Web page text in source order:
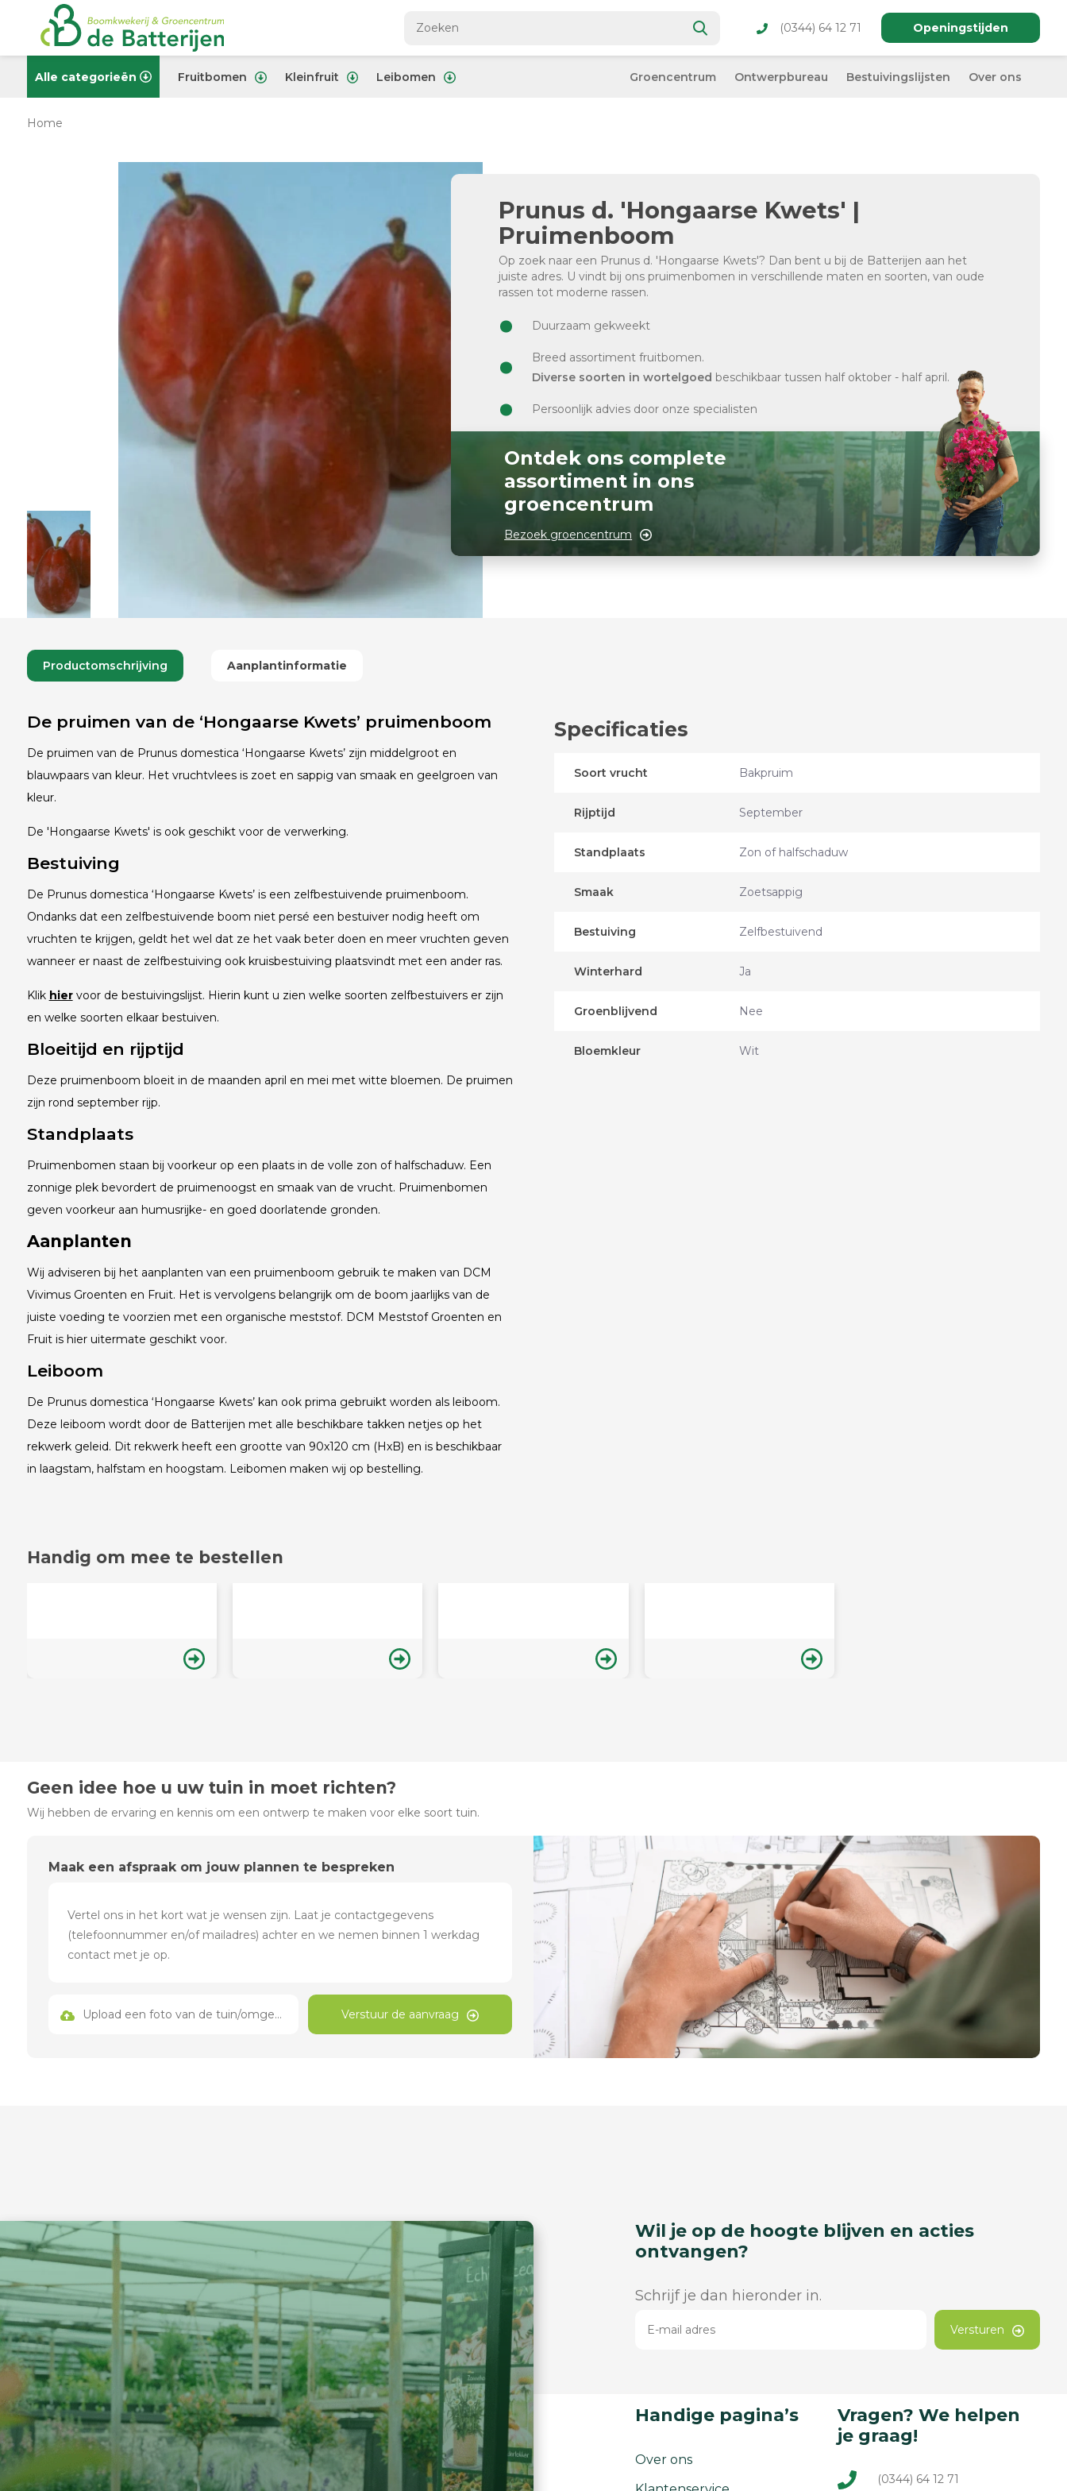
(0344) 64 12 71 Openingstijden
Alle categorieën Fruitbomen Kleinfruit Leibomen Groencentrum Ontwerpbureau Bestuivingslijsten Over ons
Home
Prunus d. 'Hongaarse Kwets' |
Pruimenboom
Op zoek naar een Prunus d. 'Hongaarse Kwets'? Dan bent u bij de Batterijen aan het
juiste adres. U vindt bij ons pruimenbomen in verschillende maten en soorten, van oude
rassen tot moderne rassen.
Duurzaam gekweekt
Breed assortiment fruitbomen.
Diverse soorten in wortelgoed beschikbaar tussen half oktober - half april.
Persoonlijk advies door onze specialisten
Ontdek ons complete
assortiment in ons
groencentrum
Bezoek groencentrum
Productomschrijving Aanplantinformatie
De pruimen van de ‘Hongaarse Kwets’ pruimenboom
De pruimen van de Prunus domestica ‘Hongaarse Kwets’ zijn middelgroot en
blauwpaars van kleur. Het vruchtvlees is zoet en sappig van smaak en geelgroen van
kleur.
De 'Hongaarse Kwets' is ook geschikt voor de verwerking.
Bestuiving
De Prunus domestica ‘Hongaarse Kwets’ is een zelfbestuivende pruimenboom.
Ondanks dat een zelfbestuivende boom niet persé een bestuiver nodig heeft om
vruchten te krijgen, geldt het wel dat ze het vaak beter doen en meer vruchten geven
wanneer er naast de zelfbestuiving ook kruisbestuiving plaatsvindt met een ander ras.
Klik hiervoor de bestuivingslijst. Hierin kunt u zien welke soorten zelfbestuivers er zijn
en welke soorten elkaar bestuiven.
Bloeitijd en rijptijd
Deze pruimenboom bloeit in de maanden april en mei met witte bloemen. De pruimen
zijn rond september rijp.
Standplaats
Pruimenbomen staan bij voorkeur op een plaats in de volle zon of halfschaduw. Een
zonnige plek bevordert de pruimenoogst en smaak van de vrucht. Pruimenbomen
geven voorkeur aan humusrijke- en goed doorlatende gronden.
Aanplanten
Wij adviseren bij het aanplanten van een pruimenboom gebruik te maken van DCM
Vivimus Groenten en Fruit. Het is vervolgens belangrijk om de boom jaarlijks van de
juiste voeding te voorzien met een organische meststof. DCM Meststof Groenten en
Fruit is hier uitermate geschikt voor.
Leiboom
De Prunus domestica ‘Hongaarse Kwets’ kan ook prima gebruikt worden als leiboom.
Deze leiboom wordt door de Batterijen met alle beschikbare takken netjes op het
rekwerk geleid. Dit rekwerk heeft een grootte van 90x120 cm (HxB) en is beschikbaar
in laagstam, halfstam en hoogstam. Leibomen maken wij op bestelling.
Specificaties
Soort vrucht Bakpruim
Rijptijd September
Standplaats Zon of halfschaduw
Smaak Zoetsappig
Bestuiving Zelfbestuivend
Winterhard Ja
Groenblijvend Nee
Bloemkleur Wit
Handig om mee te bestellen
Geen idee hoe u uw tuin in moet richten?
Wij hebben de ervaring en kennis om een ontwerp te maken voor elke soort tuin.
Maak een afspraak om jouw plannen te bespreken
Upload een foto van de tuin/omgeving Verstuur de aanvraag
Wil je op de hoogte blijven en acties
ontvangen?
Schrijf je dan hieronder in.
Versturen
Handige pagina’s
Over ons
Vragen? We helpen
je graag!
(0344) 64 12 71